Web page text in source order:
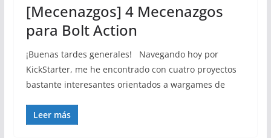
[Mecenazgos] 4 Mecenazgos
para Bolt Action
¡Buenas tardes generales! Navegando hoy por
KickStarter, me he encontrado con cuatro proyectos
bastante interesantes orientados a wargames de
Leer más